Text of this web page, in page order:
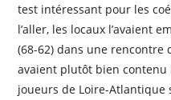
test intéressant pour les
l’aller, les locaux l’avaient
(68-62) dans une rencontre
avaient plutôt bien contenu
joueurs de Loire-